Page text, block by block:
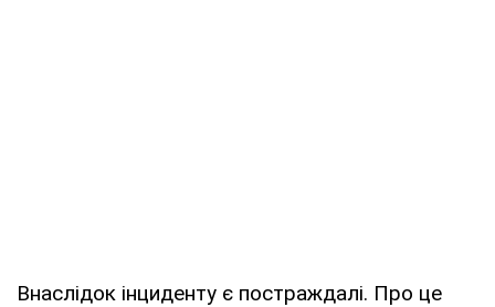
Внаслідок інциденту є постраждалі. Про це